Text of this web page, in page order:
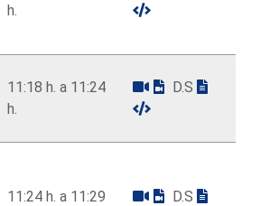
h.
11:18 h. a 11:24
h.
D.S
11:24 h. a 11:29
D.S